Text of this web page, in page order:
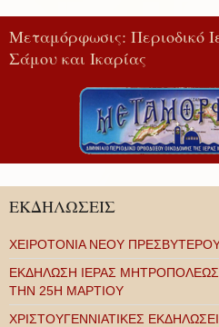
Μεταμόρφωσις: Περιοδικό
Σάμου και Ικαρίας
ΕΚΔΗΛΩΣΕΙΣ
ΧΕΙΡΟΤΟΝΙΑ ΝΕΟΥ
ΕΚΔΗΛΩΣΗ ΙΕΡΑΣ ΜΗΤΡΟΠΟΛΕΩΣ
ΤΗΝ 25Η ΜΑΡΤΙΟΥ
ΧΡΙΣΤΟΥΓΕΝΝΙΑΤΙΚΕΣ